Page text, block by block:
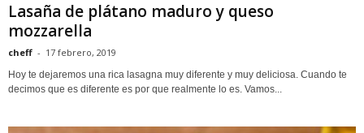
Lasaña de plátano maduro y queso
mozzarella
cheff - 17 febrero, 2019
Hoy te dejaremos una rica lasagna muy diferente y muy deliciosa. Cuando te
decimos que es diferente es por que realmente lo es. Vamos...